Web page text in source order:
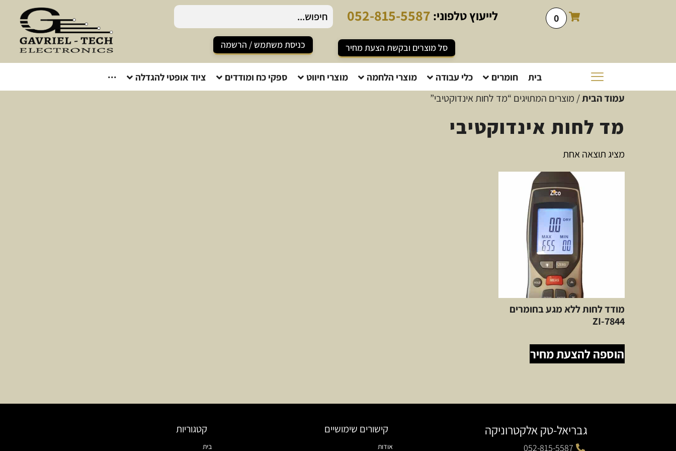
0 לייעוץטלפוני: 052-815-5587
סל מוצרים ובקשת הצעת מחיר כניסת משתמש / הרשמה
בית חומרים כלי עבודה מוצרי הלחמה מוצרי חיווט ספקי כח ומודדים ציוד אופטי להגדלה ···
עמוד הבית/ מוצרים המתויגים “מד לחות אינדוקטיבי”
מד לחות אינדוקטיבי
מציג תוצאה אחת
מודד לחות ללא מגע בחומרים
ZI-7844
הוספה להצעת מחיר
גבריאל-טק אלקטרוניקה
052-815-5587
קישורים שימושיים
אודות
קטגוריות
בית